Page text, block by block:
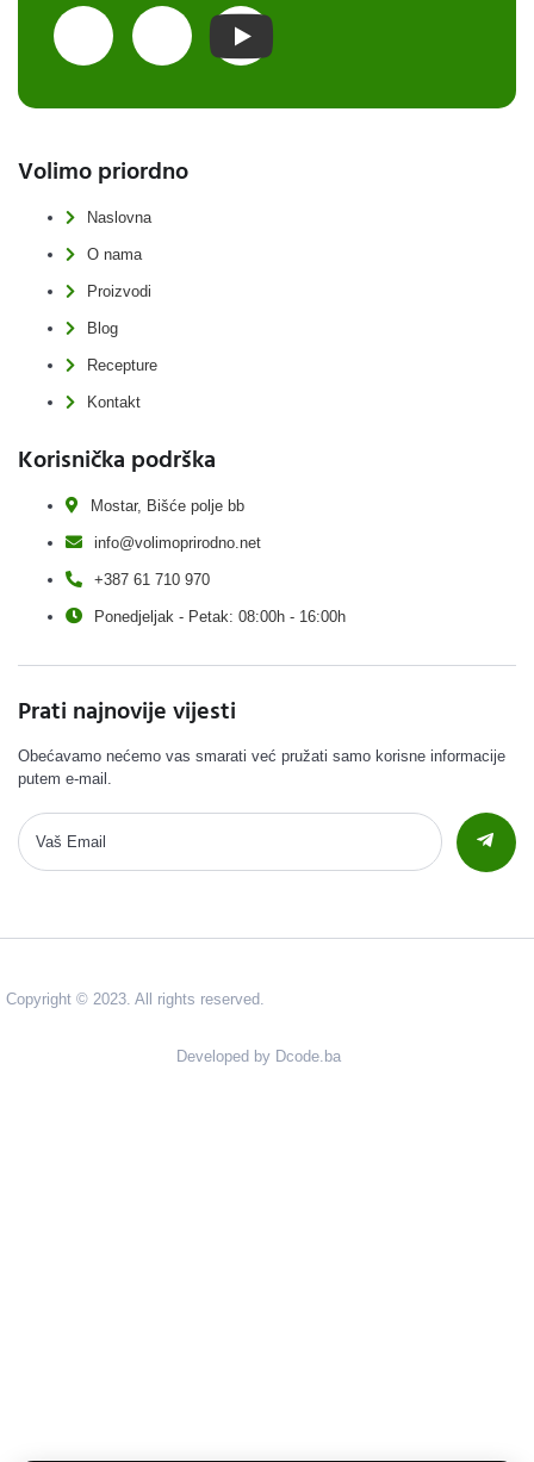
Volimo priordno
Naslovna
O nama
Proizvodi
Blog
Recepture
Kontakt
Korisnička podrška
Mostar, Bišće polje bb
info@volimoprirodno.net
+387 61 710 970
Ponedjeljak - Petak: 08:00h - 16:00h
Prati najnovije vijesti
Obećavamo nećemo vas smarati već pružati samo korisne informacije
putem e-mail.
Copyright © 2023. All rights reserved.
Developed by Dcode.ba